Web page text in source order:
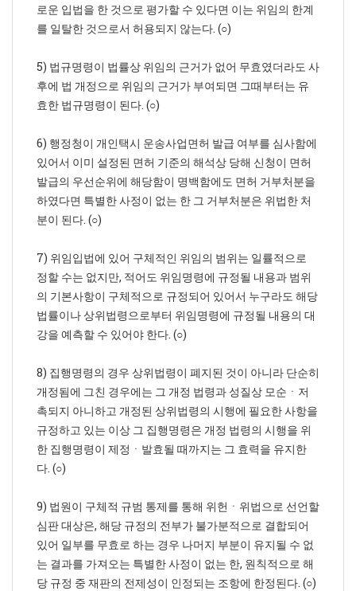
로운 입법을 한 것으로 평가할 수 있다면 이는 위임의 한계
를 일탈한 것으로서 허용되지 않는다. (○)
5) 법규명령이 법률상 위임의 근거가 없어 무효였더라도 사
후에 법 개정으로 위임의 근거가 부여되면 그때부터는 유
효한 법규명령이 된다. (○)
6) 행정청이 개인택시 운송사업면허 발급 여부를 심사함에
있어서 이미 설정된 면허 기준의 해석상 당해 신청이 면허
발급의 우선순위에 해당함이 명백함에도 면허 거부처분을
하였다면 특별한 사정이 없는 한 그 거부처분은 위법한 처
분이 된다. (○)
7) 위임입법에 있어 구체적인 위임의 범위는 일률적으로
정할 수는 없지만, 적어도 위임명령에 규정될 내용과 범위
의 기본사항이 구체적으로 규정되어 있어서 누구라도 해당
법률이나 상위법령으로부터 위임명령에 규정될 내용의 대
강을 예측할 수 있어야 한다. (○)
8) 집행명령의 경우 상위법령이 폐지된 것이 아니라 단순히
개정됨에 그친 경우에는 그 개정 법령과 성질상 모순ㆍ저
촉되지 아니하고 개정된 상위법령의 시행에 필요한 사항을
규정하고 있는 이상 그 집행명령은 개정 법령의 시행을 위
한 집행명령이 제정ㆍ발효될 때까지는 그 효력을 유지한
다. (○)
9) 법원이 구체적 규범 통제를 통해 위헌ㆍ위법으로 선언할
심판 대상은, 해당 규정의 전부가 불가분적으로 결합되어
있어 일부를 무효로 하는 경우 나머지 부분이 유지될 수 없
는 결과를 가져오는 특별한 사정이 없는 한, 원칙적으로 해
당 규정 중 재판의 전제성이 인정되는 조항에 한정된다. (○)